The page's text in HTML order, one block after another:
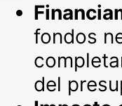
fondos
del